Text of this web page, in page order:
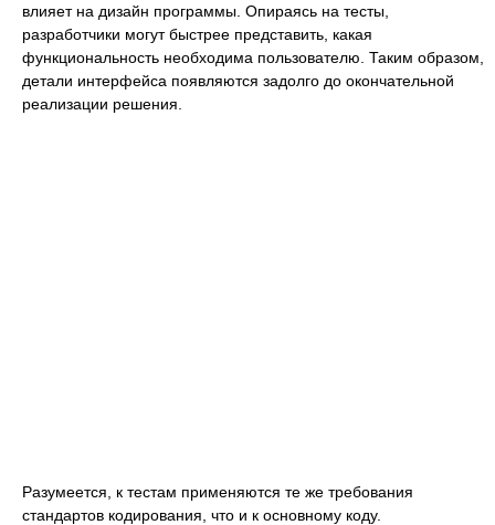
влияет на дизайн программы. Опираясь на тесты,
разработчики могут быстрее представить, какая
функциональность необходима пользователю. Таким образом,
детали интерфейса появляются задолго до окончательной
реализации решения.
Разумеется, к тестам применяются те же требования
стандартов кодирования, что и к основному коду.